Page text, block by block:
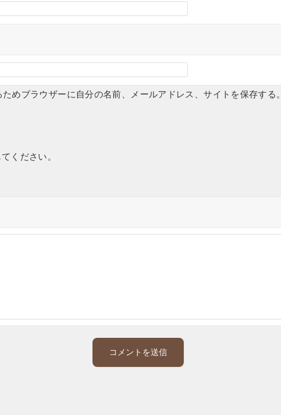
めブラウザーに自分の名前、メールアドレス、サイトを保存する。
ください。